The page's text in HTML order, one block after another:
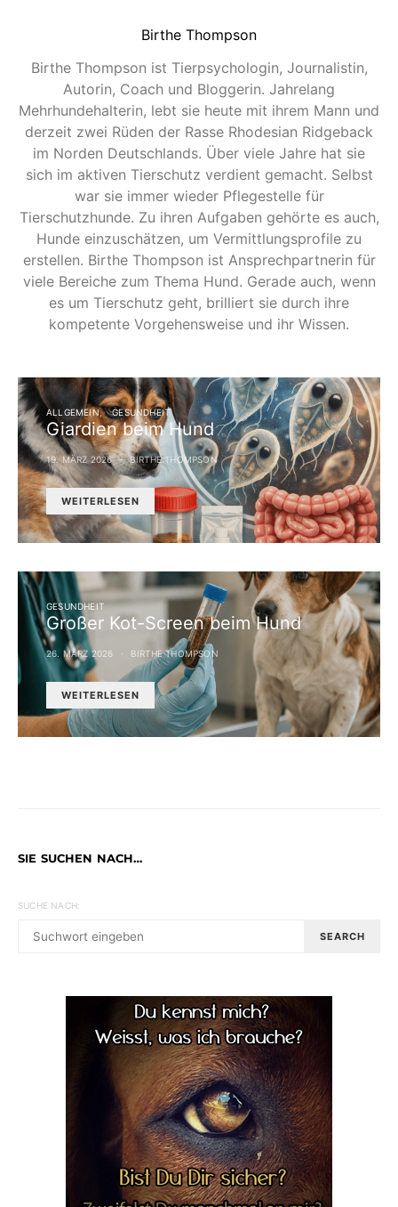
Birthe Thompson
Birthe Thompson ist Tierpsychologin, Journalistin,
Autorin, Coach und Bloggerin. Jahrelang
Mehrhundehalterin, lebt sie heute mit ihrem Mann und
derzeit zwei Rüden der Rasse Rhodesian Ridgeback
im Norden Deutschlands. Über viele Jahre hat sie
sich im aktiven Tierschutz verdient gemacht. Selbst
war sie immer wieder Pflegestelle für
Tierschutzhunde. Zu ihren Aufgaben gehörte es auch,
Hunde einzuschätzen, um Vermittlungsprofile zu
erstellen. Birthe Thompson ist Ansprechpartnerin für
viele Bereiche zum Thema Hund. Gerade auch, wenn
es um Tierschutz geht, brilliert sie durch ihre
kompetente Vorgehensweise und ihr Wissen.
ALLGEMEIN GESUNDHEIT
Giardien beim Hund
19. MÄRZ 2026 BIRTHE THOMPSON
WEITERLESEN
GESUNDHEIT
Großer Kot-Screen beim Hund
26. MÄRZ 2026 BIRTHE THOMPSON
WEITERLESEN
SIE SUCHEN NACH…
SUCHE NACH:
SEARCH